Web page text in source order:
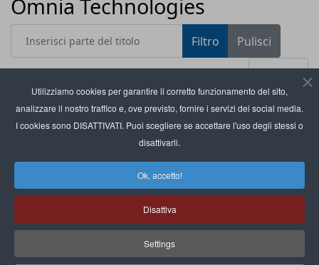
Utilizziamo cookies per garantire il corretto funzionamento del sito,
analizzare il nostro traffico e, ove previsto, fornire i servizi dei social media.
I cookies sono DISATTIVATI. Puoi scegliere se accettare l'uso degli stessi o
disattivarli.
Ok, accetto!
Disattiva
Settings
Omnia Technologies
Inserisci parte del titolo Filtro
Pulisci
Visualizza #
Titolo
Omnia Technologies inaugura il suo nuovo
headquarter a Signoressa
Omnia Technologies presenta la nuova
etichettatura modulare di Acmi
Omnia Technologies apre un ufficio commerciale
e di service a Dubai